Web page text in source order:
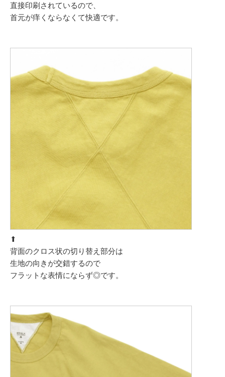
直接印刷されているので、
首元が痒くならなくて快適です。
⬆︎
背面のクロス状の切り替え部分は
生地の向きが交錯するので
フラットな表情にならず◎です。